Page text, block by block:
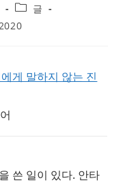
Post
category:
글
게 말하지 않는 진
쓴 일이 있다. 안타